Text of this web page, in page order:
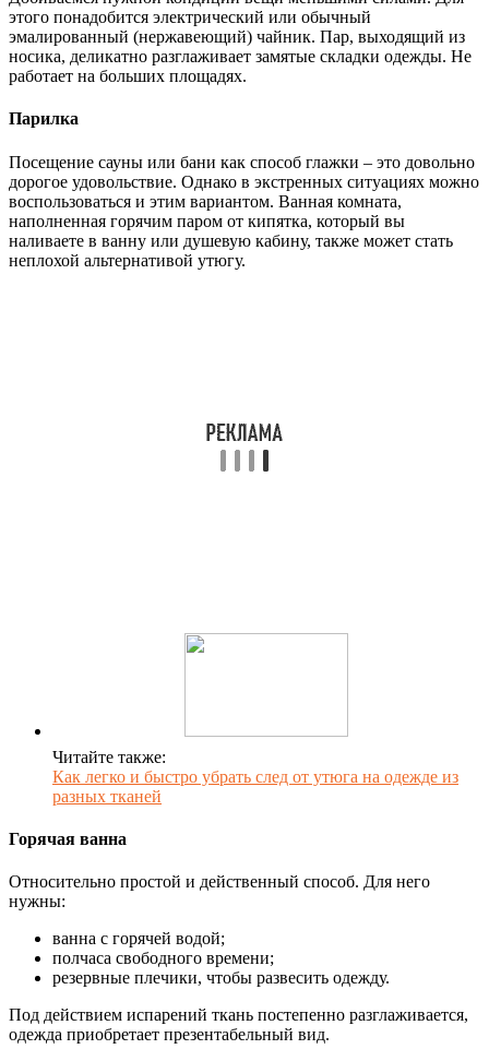
этого понадобится электрический или обычный
эмалированный (нержавеющий) чайник. Пар, выходящий из
носика, деликатно разглаживает замятые складки одежды. Не
работает на больших площадях.
Парилка
Посещение сауны или бани как способ глажки – это довольно
дорогое удовольствие. Однако в экстренных ситуациях можно
воспользоваться и этим вариантом. Ванная комната,
наполненная горячим паром от кипятка, который вы
наливаете в ванну или душевую кабину, также может стать
неплохой альтернативой утюгу.
Читайте также:
Как легко и быстро убрать след от утюга на одежде из
разных тканей
Горячая ванна
Относительно простой и действенный способ. Для него
нужны:
ванна с горячей водой;
полчаса свободного времени;
резервные плечики, чтобы развесить одежду.
Под действием испарений ткань постепенно разглаживается,
одежда приобретает презентабельный вид.